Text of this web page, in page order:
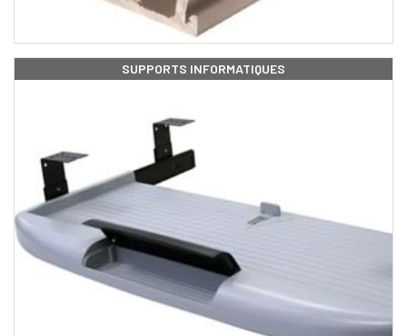
SUPPORTS INFORMATIQUES